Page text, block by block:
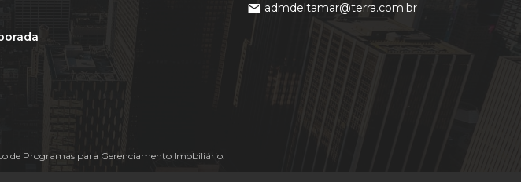
mail admdeltamar@terra.com.br
de Programas para Gerenciamento Imobiliário.